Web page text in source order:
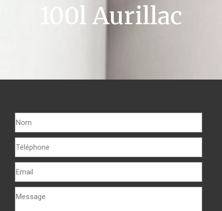
100l Aurillac